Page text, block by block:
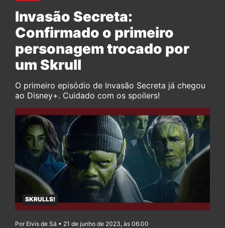
Invasão Secreta:
Confirmado o primeiro
personagem trocado por
um Skrull
O primeiro episódio de Invasão Secreta já chegou
ao Disney+. Cuidado com os spoilers!
SKRULLS!
Por Elvis de Sá • 21 de junho de 2023, às 06:00